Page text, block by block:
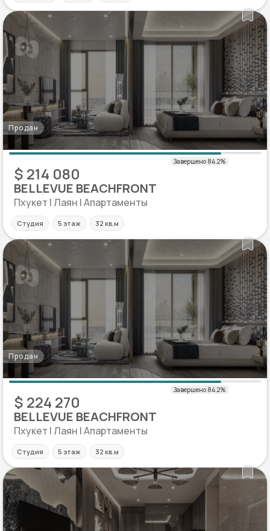
Продан
$ 214 080
BELLEVUE BEACHFRONT
Пхукет | Лаян | Апартаменты
Студия 5 этаж 32 кв.м
Продан
$ 224 270
BELLEVUE BEACHFRONT
Пхукет | Лаян | Апартаменты
Студия 5 этаж 32 кв.м